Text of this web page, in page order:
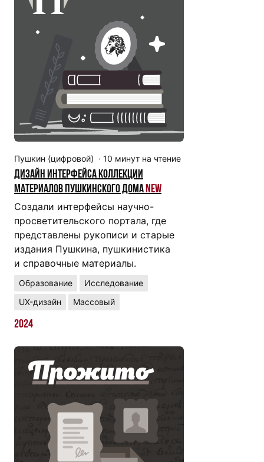
Пушкин ⟨цифровой⟩ · 10 минут на чтение
Дизайн интерфейса коллекции
материалов Пушкинского домаNew
Создали интерфейсы научно-
просветительского портала, где
представлены рукописи и старые
издания Пушкина, пушкинистика
и справочные материалы.
Образование
Исследование
UX-дизайн
Массовый
2024